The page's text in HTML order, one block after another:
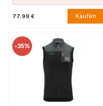
77.99 € Kaufen
-35%